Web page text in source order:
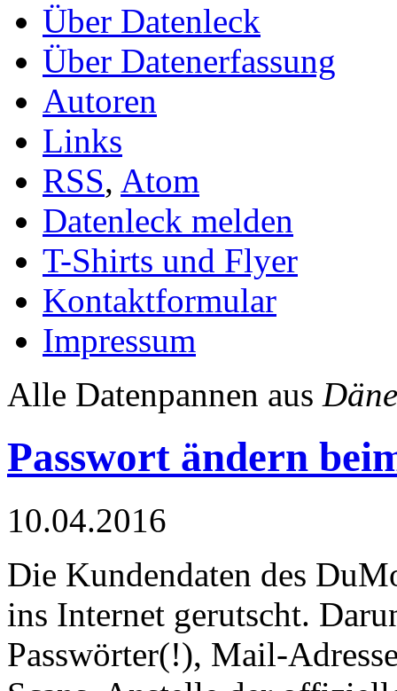
Über Datenleck
Über Datenerfassung
Autoren
Links
RSS, Atom
Datenleck melden
T-Shirts und Flyer
Kontaktformular
Impressum
Alle Datenpannen aus
Passwort ändern
10.04.2016
Die Kundendaten des
ins Internet gerutscht.
Passwörter(!), Mail-